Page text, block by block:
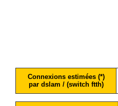
Connexions estimées (*)
par dslam / (switch ftth)